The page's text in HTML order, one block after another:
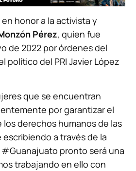
en honor a la activista y
Pérez, quien fue
de 2022 por órdenes del
político del PRI Javier López
que se encuentran
por garantizar el
derechos humanos de las
a través de la
pronto será una
trabajando en ello con